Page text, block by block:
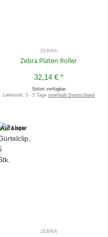
ZEBRA
Zebra Platen Roller
32,14 €*
Sofort verfügbar
Lieferzeit: 3 - 5 Tage innerhalb Deutschland
Auf Lager
ZEBRA